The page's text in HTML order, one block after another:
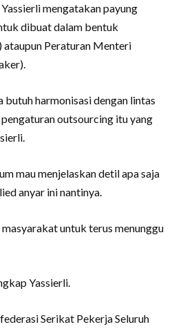
mengatakan payung
dibuat dalam bentuk
ataupun Peraturan Menteri
butuh harmonisasi dengan lintas
outsourcing itu yang
mau menjelaskan detil apa saja
anyar ini nantinya.
untuk terus menunggu
Yassierli.
Serikat Pekerja Seluruh